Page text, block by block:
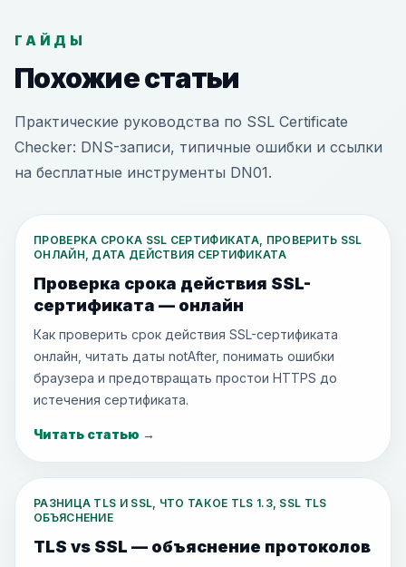
ГАЙДЫ
Похожие статьи
Практические руководства по SSL Certificate
Checker: DNS-записи, типичные ошибки и ссылки
на бесплатные инструменты DN01.
ПРОВЕРКА СРОКА SSL СЕРТИФИКАТА, ПРОВЕРИТЬ SSL
ОНЛАЙН, ДАТА ДЕЙСТВИЯ СЕРТИФИКАТА
Проверка срока действия SSL-
сертификата — онлайн
Как проверить срок действия SSL-сертификата
онлайн, читать даты notAfter, понимать ошибки
браузера и предотвращать простои HTTPS до
истечения сертификата.
Читать статью →
РАЗНИЦА TLS И SSL, ЧТО ТАКОЕ TLS 1.3, SSL TLS
ОБЪЯСНЕНИЕ
TLS vs SSL — объяснение протоколов